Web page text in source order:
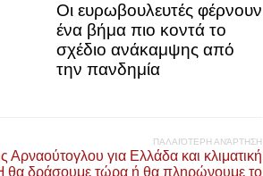
Οι ευρωβουλευτές φέρνουν
ένα βήμα πιο κοντά το
σχέδιο ανάκαμψης από
την πανδημία
ΠΑΛΑΙΌΤΕΡΗ ΑΝΆΡΤΗΣΗ
Αρναούτογλου για Ελλάδα και κλιματική
θα δράσουμε τώρα ή θα πληρώνουμε το